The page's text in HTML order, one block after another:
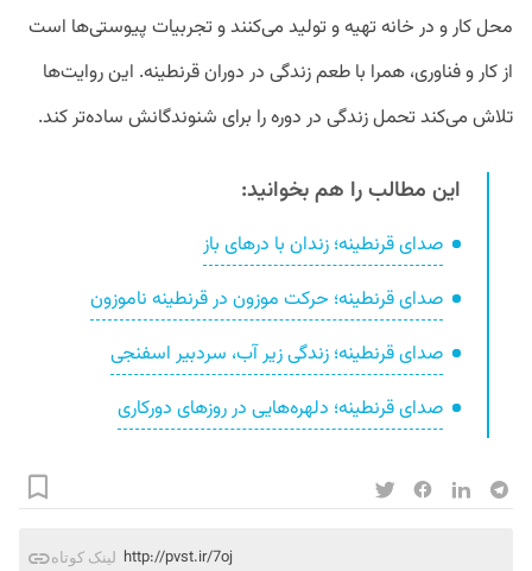
محل کار و در خانه تهیه و تولید می‌کنند و تجربیات پیوستی‌ها است
از کار و فناوری، همرا با طعم زندگی در دوران قرنطینه. این روایت‌ها
تلاش می‌کند تحمل زندگی در دوره را برای شنوندگانش ساده‌تر کند.
این مطالب را هم بخوانید:
صدای قرنطینه؛ زندان با درهای باز
صدای قرنطینه؛ حرکت موزون در قرنطینه ناموزون
صدای قرنطینه؛ زندگی زیر آب، سردبیر اسفنجی
صدای قرنطینه؛ دلهره‌هایی در روزهای دورکاری
لینک کوتاه http://pvst.ir/7oj